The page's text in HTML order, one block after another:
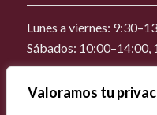
Valoramos tu
Lunes a viernes:
Sábados: 10:00–14:00,
CONTACTO